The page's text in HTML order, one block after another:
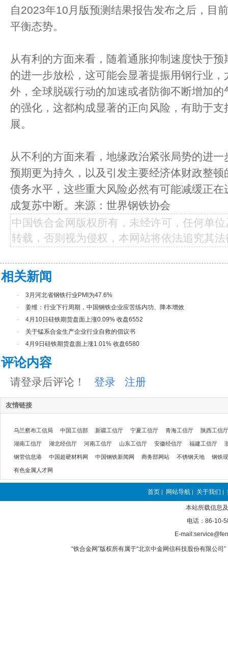
自2023年10月版预测结果报告发布之后，目
平衡态势。
从有利的方面来看，随着通胀抑制速度快于
的进一步放松，这可能会显著提振用钢行业
外，全球脱碳行动的加速或者防御不断增加
的强化，这都构成显著的正向风险，有助于
展。
从不利的方面来看，地缘政治紧张局势的进
预期更为持久，以及引发主要经济体财政整
债务水平，这些重大风险必然有可能减缓正
成复苏中断。来源：世界钢铁协会
中国铁合金网版权所有，未经许可，任何单
转载，否则视为侵权，本网站将依法追究其
相关新闻
·
3月河北省钢铁行业PMI为47.6%
·
姜维：行业下行周期，中国钢铁企业应苦练内功、降本增效
·
4月10日硅铁期货盘面上涨0.09% 收盘6552
·
关于锰系合金生产企业行业自救的倡议书
·
4月9日硅铁期货盘面上涨1.01% 收盘6580
评论内容
请登录后评论！ 登录 注册
友情链接
乌兰察布工信局 中国工信部 新疆工信厅 宁夏工信厅 青海工信厅 陕西工信厅
湖南工信厅 湖北经信厅 河南工信厅 山东工信厅 安徽经信厅 福建工信厅
钢管信息港 中国超硬材料网 中国钢铁新闻网 商务部网站 不锈钢天地 钢铁
有色金属人才网
首页 | 网站导航 | 关于我们 |
本站所载信息
电话：86-10-
E-
“铁合金网”版权所有属于“北京中金网信科技股份有限公司